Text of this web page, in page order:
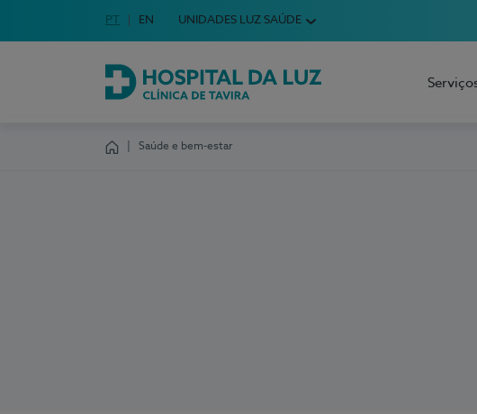
Escolha o seu idioma
Idioma em Português
PT English Language
EN UNIDADES LUZ SAÚDE
Hospital da Luz Clínica de Tavira
Saúde e bem-estar